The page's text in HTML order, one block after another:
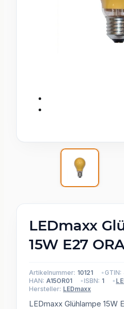
LEDmaxx
15W E27
Artikelnummer: 10121 GTIN:
HAN: A15OR01 ISBN: 1
Hersteller: LEDmaxx
LEDmaxx Glühlampe 15W